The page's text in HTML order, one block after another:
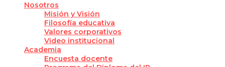
Nosotros
Misión y Visión
Filosofía educativa
Valores corporativos
Video institucional
Academia
Encuesta docente